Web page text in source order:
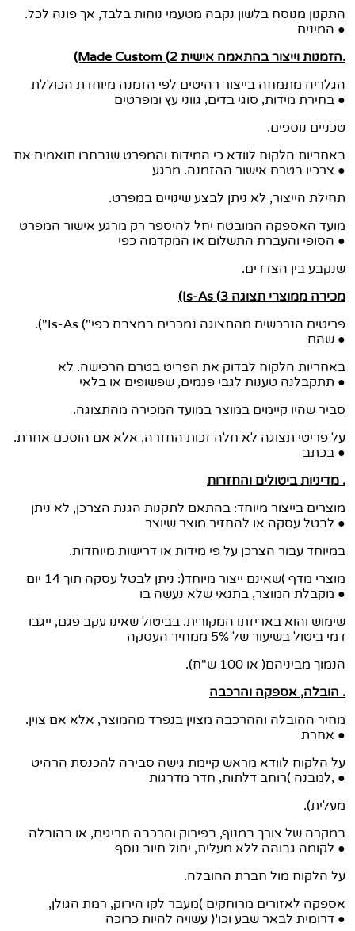
.התקנון מנוסח בלשון נקבה מטעמי נוחות בלבד, אך פונה לכל
המינים ●
(Made Custom (הזמנות וייצור בהתאמה אישית 2.
הגלריה מתמחה בייצור רהיטים לפי הזמנה מיוחדת הכוללת
בחירת מידות, סוגי בדים, גווני עץ ומפרטים ●
.טכניים נוספים
באחריות הלקוח לוודא כי המידות והמפרט שנבחרו תואמים את
צרכיו בטרם אישור ההזמנה. מרגע ●
.תחילת הייצור, לא ניתן לבצע שינויים במפרט
מועד האספקה המובטח יחל להיספר רק מרגע אישור המפרט
הסופי והעברת התשלום או המקדמה כפי ●
.שנקבע בין הצדדים
(Is-As (מכירה ממוצרי תצוגה 3
.("Is-As ("פריטים הנרכשים מהתצוגה נמכרים במצבם כפי
שהם ●
באחריות הלקוח לבדוק את הפריט בטרם הרכישה. לא
תתקבלנה טענות לגבי פגמים, שפשופים או בלאי ●
.סביר שהיו קיימים במוצר במועד המכירה מהתצוגה
.על פריטי תצוגה לא חלה זכות החזרה, אלא אם הוסכם אחרת
בכתב ●
מדיניות ביטולים והחזרות .
מוצרים בייצור מיוחד: בהתאם לתקנות הגנת הצרכן, לא ניתן
לבטל עסקה או להחזיר מוצר שיוצר ●
.במיוחד עבור הצרכן על פי מידות או דרישות מיוחדות
מוצרי מדף )שאינם ייצור מיוחד(: ניתן לבטל עסקה תוך 14 יום
מקבלת המוצר, בתנאי שלא נעשה בו ●
שימוש והוא באריזתו המקורית. בביטול שאינו עקב פגם, ייגבו
דמי ביטול בשיעור של 5% ממחיר העסקה
.(או 100 ש"ח )הנמוך מביניהם
הובלה, אספקה והרכבה .
.מחיר ההובלה וההרכבה מצוין בנפרד מהמוצר, אלא אם צוין
אחרת ●
על הלקוח לוודא מראש קיימת גישה סבירה להכנסת הרהיט
למבנה )רוחב דלתות, חדר מדרגות, ●
.(מעלית
במקרה של צורך במנוף, בפירוק והרכבה חריגים, או בהובלה
לקומה גבוהה ללא מעלית, יחול חיוב נוסף ●
.על הלקוח מול חברת ההובלה
אספקה לאזורים מרוחקים )מעבר לקו הירוק, רמת הגולן,
דרומית לבאר שבע וכו'( עשויה להיות כרוכה ●